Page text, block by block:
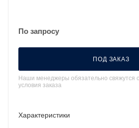
По запросу
ПОД ЗАКАЗ
Наши менеджеры обязательно свяжутся
условия заказа
Характеристики